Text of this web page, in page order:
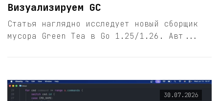
Визуализируем GC
Статья наглядно исследует новый сборщик
мусора Green Tea в Go 1.25/1.26. Авт...
30.07.2026